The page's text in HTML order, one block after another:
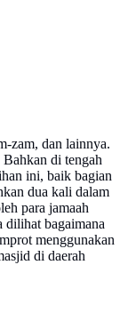
zam, dan lainnya.
di tengah
ini, baik bagian
dua kali dalam
para jamaah
dilihat bagaimana
menggunakan
di daerah